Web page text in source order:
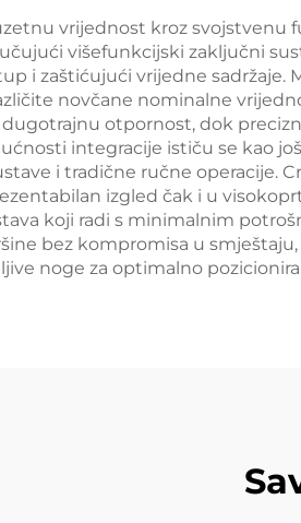
vrijednost kroz
višefunkcijski zaključni
i zaštićujući vrijedne
novčane nominalne
otpornost, dok
integracije ističu se kao
i tradične ručne operacije.
izgled čak i u
koji radi s minimalnim
bez kompromisa u
noge za optimalno